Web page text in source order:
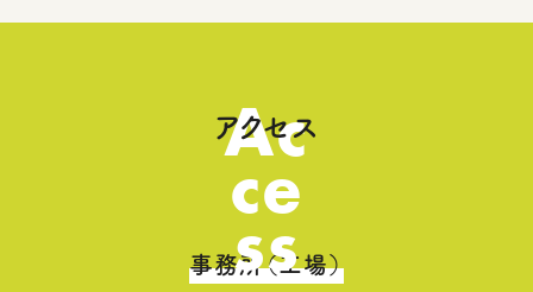
Ac
ce
ss
アクセス
事務所（工場）